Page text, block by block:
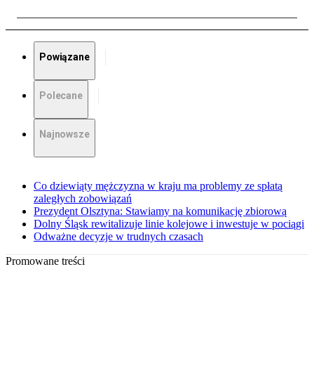
Powiązane
Polecane
Najnowsze
Co dziewiąty mężczyzna w kraju ma problemy ze spłatą
zaległych zobowiązań
Prezydent Olsztyna: Stawiamy na komunikację zbiorową
Dolny Śląsk rewitalizuje linie kolejowe i inwestuje w pociągi
Odważne decyzje w trudnych czasach
Promowane treści